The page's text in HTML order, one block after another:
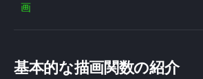
画
基本的な描画関数の紹介